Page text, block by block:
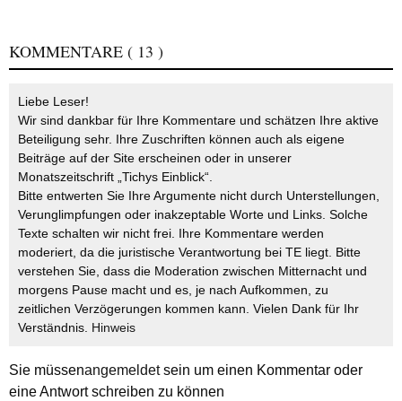
KOMMENTARE ( 13 )
Liebe Leser!
Wir sind dankbar für Ihre Kommentare und schätzen Ihre aktive
Beteiligung sehr. Ihre Zuschriften können auch als eigene
Beiträge auf der Site erscheinen oder in unserer
Monatszeitschrift „Tichys Einblick“.
Bitte entwerten Sie Ihre Argumente nicht durch Unterstellungen,
Verunglimpfungen oder inakzeptable Worte und Links. Solche
Texte schalten wir nicht frei. Ihre Kommentare werden
moderiert, da die juristische Verantwortung bei TE liegt. Bitte
verstehen Sie, dass die Moderation zwischen Mitternacht und
morgens Pause macht und es, je nach Aufkommen, zu
zeitlichen Verzögerungen kommen kann. Vielen Dank für Ihr
Verständnis. Hinweis
Sie müssenangemeldetsein um einen Kommentar oder
eine Antwort schreiben zu können